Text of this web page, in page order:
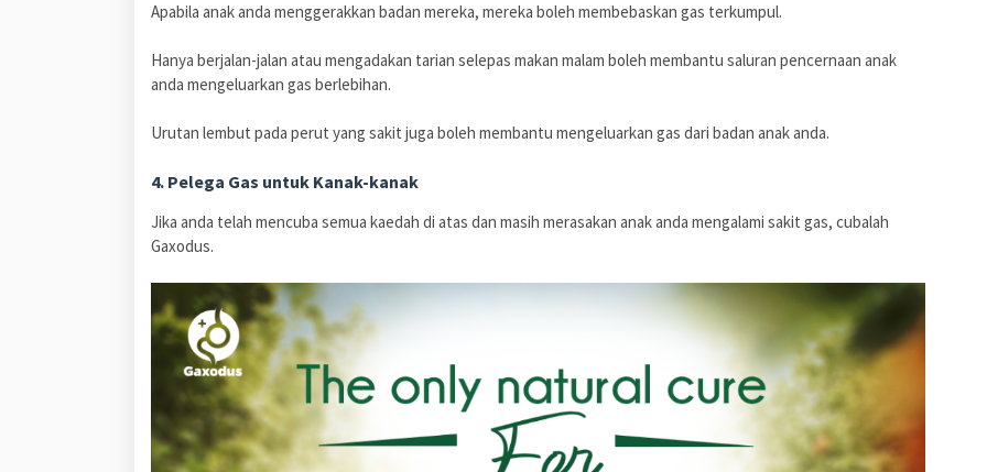
Apabila anak anda menggerakkan badan mereka, mereka boleh membebaskan gas terkumpul.
Hanya berjalan-jalan atau mengadakan tarian selepas makan malam boleh membantu saluran pencernaan anak
anda mengeluarkan gas berlebihan.
Urutan lembut pada perut yang sakit juga boleh membantu mengeluarkan gas dari badan anak anda.
4. Pelega Gas untuk Kanak-kanak
Jika anda telah mencuba semua kaedah di atas dan masih merasakan anak anda mengalami sakit gas, cubalah
Gaxodus.